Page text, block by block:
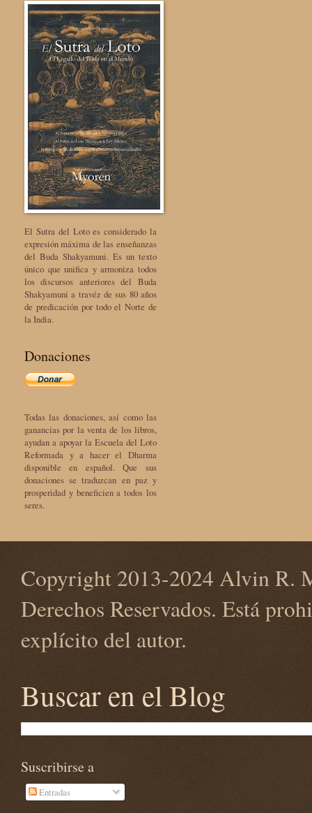
El Sutra del Loto es considerado la
expresión máxima de las enseñanzas
del Buda Shakyamuni. Es un texto
único que unifica y armoniza todos
los discursos anteriores del Buda
Shakyamuni a travéz de sus 80 años
de predicación por todo el Norte de
la India.
Donaciones
Todas las donaciones, así como las
ganancias por la venta de los libros,
ayudan a apoyar la Escuela del Loto
Reformada y a hacer el Dharma
disponible en español. Que sus
donaciones se traduzcan en paz y
prosperidad y beneficien a todos los
seres.
Copyright 2013-2024 Alvin R.
Derechos Reservados. Está
explícito del autor.
Buscar en el Blog
Suscribirse a
Entradas